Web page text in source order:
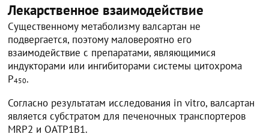
Лекарственное взаимодействие
Существенному метаболизму валсартан не
подвергается, поэтому маловероятно его
взаимодействие с препаратами, являющимися
индукторами или ингибиторами системы цитохрома
Р450.
Согласно результатам исследования in vitro, валсартан
является субстратом для печеночных транспортеров
MRP2 и ОАТР1В1.